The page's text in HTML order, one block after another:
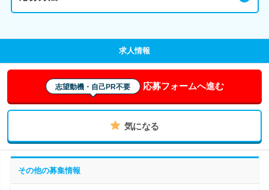
求人情報
志望動機・自己PR不要 応募フォームへ進む
気になる
その他の募集情報